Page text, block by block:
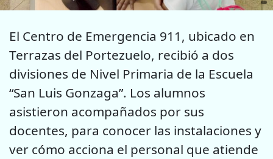
El Centro de Emergencia 911, ubicado en
Terrazas del Portezuelo, recibió a dos
divisiones de Nivel Primaria de la Escuela
“San Luis Gonzaga”. Los alumnos
asistieron acompañados por sus
docentes, para conocer las instalaciones y
ver cómo acciona el personal que atiende